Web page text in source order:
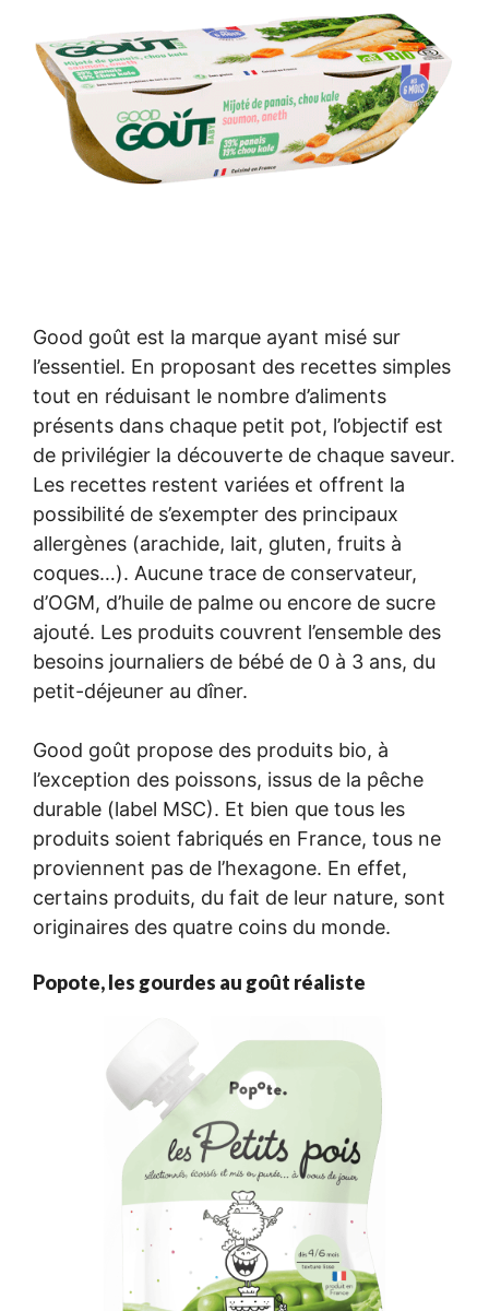
Good goût est la marque ayant misé sur
l’essentiel. En proposant des recettes simples
tout en réduisant le nombre d’aliments
présents dans chaque petit pot, l’objectif est
de privilégier la découverte de chaque saveur.
Les recettes restent variées et offrent la
possibilité de s’exempter des principaux
allergènes (arachide, lait, gluten, fruits à
coques…). Aucune trace de conservateur,
d’OGM, d’huile de palme ou encore de sucre
ajouté. Les produits couvrent l’ensemble des
besoins journaliers de bébé de 0 à 3 ans, du
petit-déjeuner au dîner.
Good goût propose des produits bio, à
l’exception des poissons, issus de la pêche
durable (label MSC). Et bien que tous les
produits soient fabriqués en France, tous ne
proviennent pas de l’hexagone. En effet,
certains produits, du fait de leur nature, sont
originaires des quatre coins du monde.
Popote, les gourdes au goût réaliste